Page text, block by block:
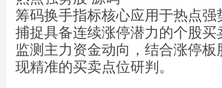
筹码换手指标核心应用于热点
捕捉具备连续涨停潜力的个股
监测主力资金动向，结合涨停
现精准的买卖点位研判。